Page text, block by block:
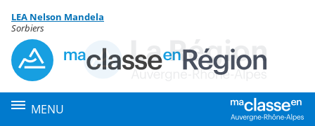
Menu de la rubrique
Contenu
LEA Nelson Mandela
Sorbiers
MENU